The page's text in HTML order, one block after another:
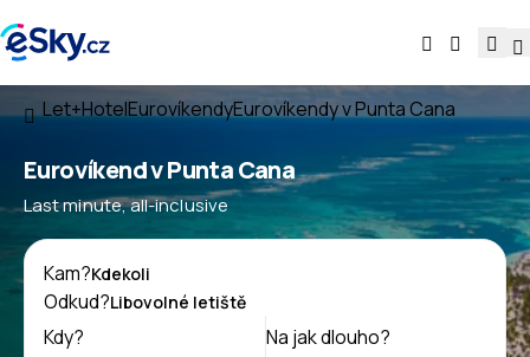
Let+HotelEurovíkendyEurovíkendy v Punta Cana
Eurovíkend v Punta Cana
Last minute, all-inclusive
Kam?
Odkud?
Kdy?
Na jak dlouho?